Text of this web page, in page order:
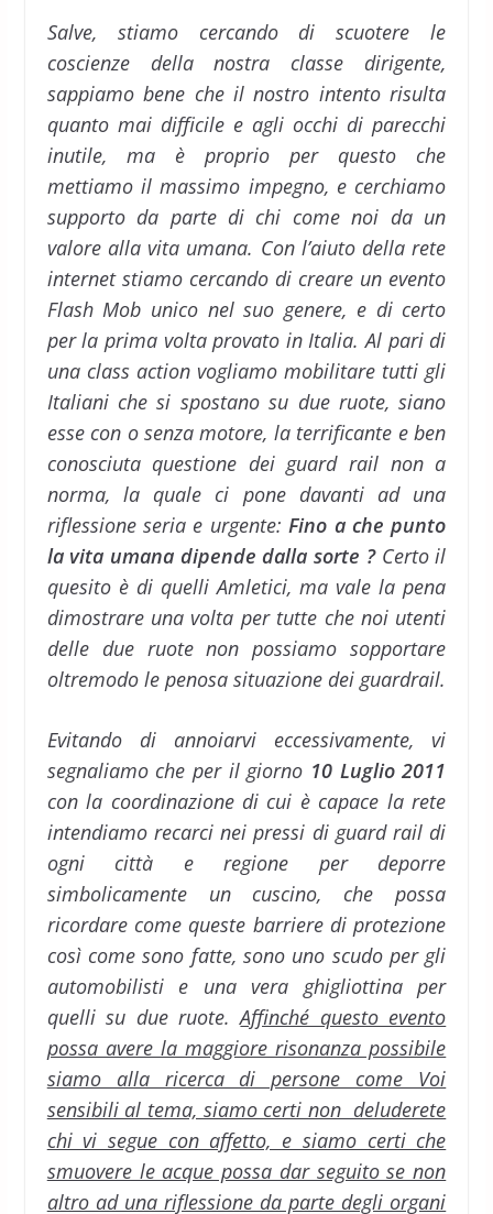
Salve, stiamo cercando di scuotere le
coscienze della nostra classe dirigente,
sappiamo bene che il nostro intento risulta
quanto mai difficile e agli occhi di parecchi
inutile, ma è proprio per questo che
mettiamo il massimo impegno, e cerchiamo
supporto da parte di chi come noi da un
valore alla vita umana. Con l’aiuto della rete
internet stiamo cercando di creare un evento
Flash Mob unico nel suo genere, e di certo
per la prima volta provato in Italia. Al pari di
una class action vogliamo mobilitare tutti gli
Italiani che si spostano su due ruote, siano
esse con o senza motore, la terrificante e ben
conosciuta questione dei guard rail non a
norma, la quale ci pone davanti ad una
riflessione seria e urgente:Fino a che punto
la vita umana dipende dalla sorte ? Certo il
quesito è di quelli Amletici, ma vale la pena
dimostrare una volta per tutte che noi utenti
delle due ruote non possiamo sopportare
oltremodo le penosa situazione dei guardrail.
Evitando di annoiarvi eccessivamente, vi
segnaliamo che per il giorno 10 Luglio 2011
con la coordinazione di cui è capace la rete
intendiamo recarci nei pressi di guard rail di
ogni città e regione per deporre
simbolicamente un cuscino, che possa
ricordare come queste barriere di protezione
così come sono fatte, sono uno scudo per gli
automobilisti e una vera ghigliottina per
quelli su due ruote.Affinché questo evento
possa avere la maggiore risonanza possibile
siamo alla ricerca di persone come Voi
sensibili al tema, siamo certi non deluderete
chi vi segue con affetto, e siamo certi che
smuovere le acque possa dar seguito se non
altro ad una riflessione da parte degli organi